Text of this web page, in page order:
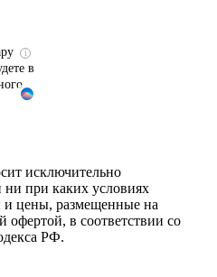
i
вы
исключительно
при каких условиях
цены, размещенные на
офертой, в соответствии со
РФ.